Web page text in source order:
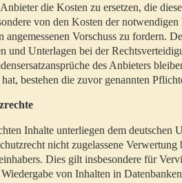
die Kosten zu ersetzen, die
von den Kosten der
Vorschuss zu fordern.
und Unterlagen bei der
des Anbieters
bestehen die zuvor genannten
Inhalte unterliegen dem deutschen
nicht zugelassene
Dies gilt insbesondere für
von Inhalten in